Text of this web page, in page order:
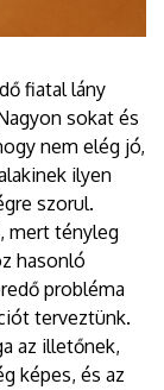
fiatal lány
sokat és
nem elég jó,
ilyen
szorul.
mert tényleg
hasonló
probléma
terveztünk.
az illetőnek,
képes, és az